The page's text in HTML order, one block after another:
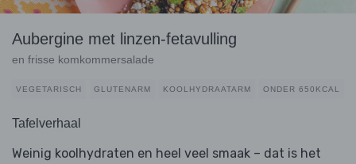
Aubergine met linzen-fetavulling
en frisse komkommersalade
VEGETARISCH GLUTENARM KOOLHYDRAATARM ONDER 650KCAL
Tafelverhaal
Weinig koolhydraten en heel veel smaak – dat is het